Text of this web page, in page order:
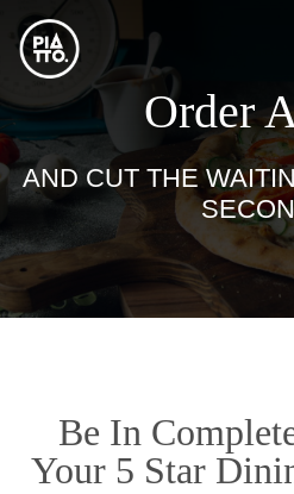
Order
AND CUT THE
Be In
Your 5 Star